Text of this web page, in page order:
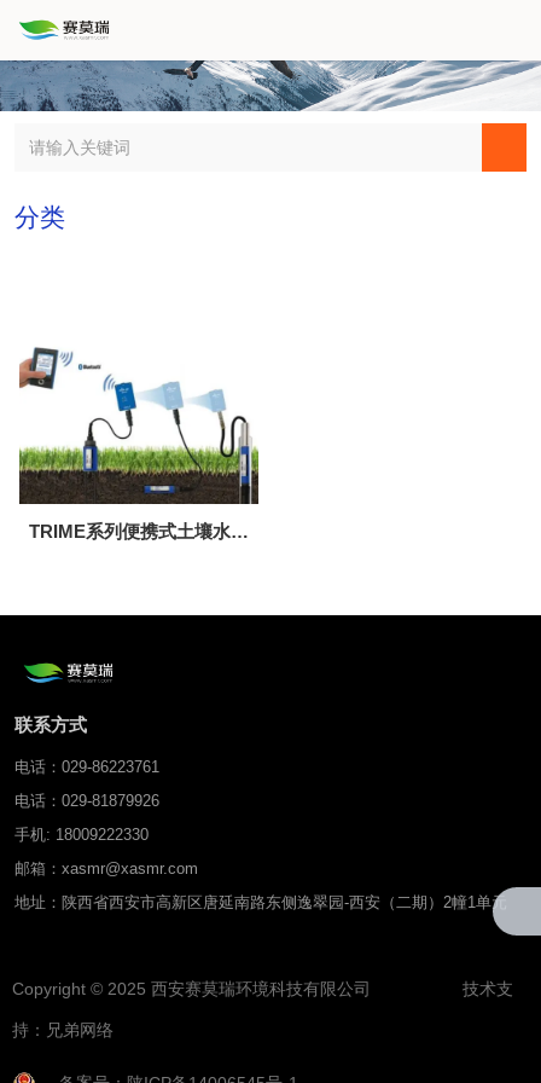
分类
TRIME系列便携式土壤水分
联系方式
电话：029-86223761
电话：029-81879926
手机: 18009222330
邮箱：xasmr@xasmr.com
地址：陕西省西安市高新区唐延南路东侧逸翠园-西安（二期）2幢1单元
Copyright © 2025 西安赛莫瑞环境科技有限公司 技术支
持： 兄弟网络